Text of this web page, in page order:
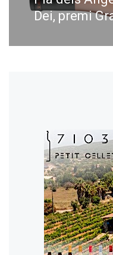
post:
Dei, premi